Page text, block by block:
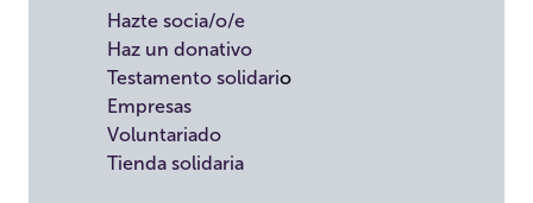
Hazte socia/o/e
Haz un donativo
Testamento solidario
Empresas
Voluntariado
Tienda solidaria